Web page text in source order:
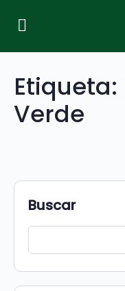
Etiqueta:
Verde
Buscar